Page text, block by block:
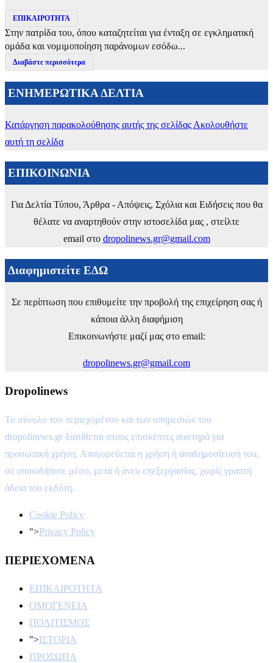
ΕΠΙΚΑΙΡΟΤΗΤΑ
Στην πατρίδα του, όπου καταζητείται για ένταξη σε εγκληματική
ομάδα και νομιμοποίηση παράνομων εσόδω...
Διαβάστε περισσότερα
ΕΝΗΜΕΡΩΤΙΚΑ ΔΕΛΤΙΑ
Κατάργηση παρακολούθησης αυτής της σελίδας Ακολουθήστε
αυτή τη σελίδα
ΕΠΙΚΟΙΝΩΝΙΑ
Για Δελτία Τύπου, Άρθρα - Απόψεις, Σχόλια και Ειδήσεις που θα
θέλατε να αναρτηθούν στην ιστοσελίδα μας , στείλτε
email στο dropolinews.gr@gmail.com
Διαφημιστείτε ΕΔΩ
Σε περίπτωση που επιθυμείτε την προβολή της επιχείρηση σας ή
κάποια άλλη διαφήμιση
Επικοινωνήστε μαζί μας στο email:
dropolinews.gr@gmail.com
Dropolinews
Το σύνολο του περιεχομένου και των υπηρεσιών του
dropolinews.gr διατίθεται στους επισκέπτες αυστηρά για
προσωπική χρήση. Απαγορεύεται η χρήση ή αναδημοσίευσή του,
σε οποιοδήποτε μέσο, μετά ή άνευ επεξεργασίας, χωρίς γραπτή
άδεια του εκδότη.
Cookie Policy
">Privacy Policy
ΠΕΡΙΕΧΟΜΕΝΑ
ΕΠΙΚΑΙΡΟΤΗΤΑ
ΟΜΟΓΕΝΕΙΑ
ΠΟΛΙΤΙΣΜΟΣ
">ΙΣΤΟΡΙΑ
ΠΡΟΣΩΠΑ